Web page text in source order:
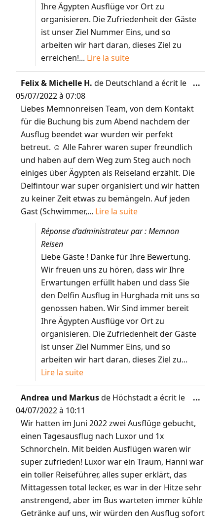
Ihre Ägypten Ausflüge vor Ort zu
organisieren. Die Zufriedenheit der Gäste
ist unser Ziel Nummer Eins, und so
arbeiten wir hart daran, dieses Ziel zu
erreichen!... Lire la suite
Felix & Michelle H.de Deutschland a écrit le
05/07/2022 à 07:08
Liebes Memnonreisen Team, von dem Kontakt
für die Buchung bis zum Abend nachdem der
Ausflug beendet war wurden wir perfekt
betreut. ☺️ Alle Fahrer waren super freundlich
und haben auf dem Weg zum Steg auch noch
einiges über Ägypten als Reiseland erzählt. Die
Delfintour war super organisiert und wir hatten
zu keiner Zeit etwas zu bemängeln. Auf jeden
Gast (Schwimmer,... Lire la suite
Réponse d’administrateur par : Memnon
Reisen
Liebe Gäste ! Danke für Ihre Bewertung.
Wir freuen uns zu hören, dass wir Ihre
Erwartungen erfüllt haben und dass Sie
den Delfin Ausflug in Hurghada mit uns so
genossen haben. Wir Sind immer bereit
Ihre Ägypten Ausflüge vor Ort zu
organisieren. Die Zufriedenheit der Gäste
ist unser Ziel Nummer Eins, und so
arbeiten wir hart daran, dieses Ziel zu...
Lire la suite
...
Andrea und Markusde Höchstadt a écrit le
04/07/2022 à 10:11
Wir hatten im Juni 2022 zwei Ausflüge gebucht,
einen Tagesausflug nach Luxor und 1x
Schnorcheln. Mit beiden Ausflügen waren wir
super zufrieden! Luxor war ein Traum, Hanni war
ein toller Reiseführer, alles super erklärt, das
Mittagessen total lecker, es war in der Hitze sehr
anstrengend, aber im Bus warteten immer kühle
Getränke auf uns, wir würden den Ausflug sofort
...